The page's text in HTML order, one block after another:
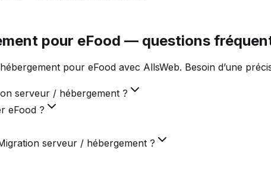
pour eFood — questions
pour eFood avec AllsWeb. Besoin d’une
serveur / hébergement ?
eFood ?
serveur / hébergement ?